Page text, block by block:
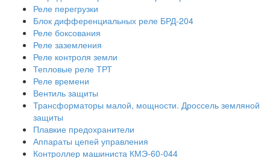
Реле перегрузки
Блок дифференциальных реле БРД-204
Реле боксования
Реле заземления
Реле контроля земли
Тепловые реле ТРТ
Реле времени
Вентиль защиты
Трансформаторы малой, мощности. Дроссель земляной
защиты
Плавкие предохранители
Аппараты цепей управления
Контроллер машиниста КМЭ-60-044